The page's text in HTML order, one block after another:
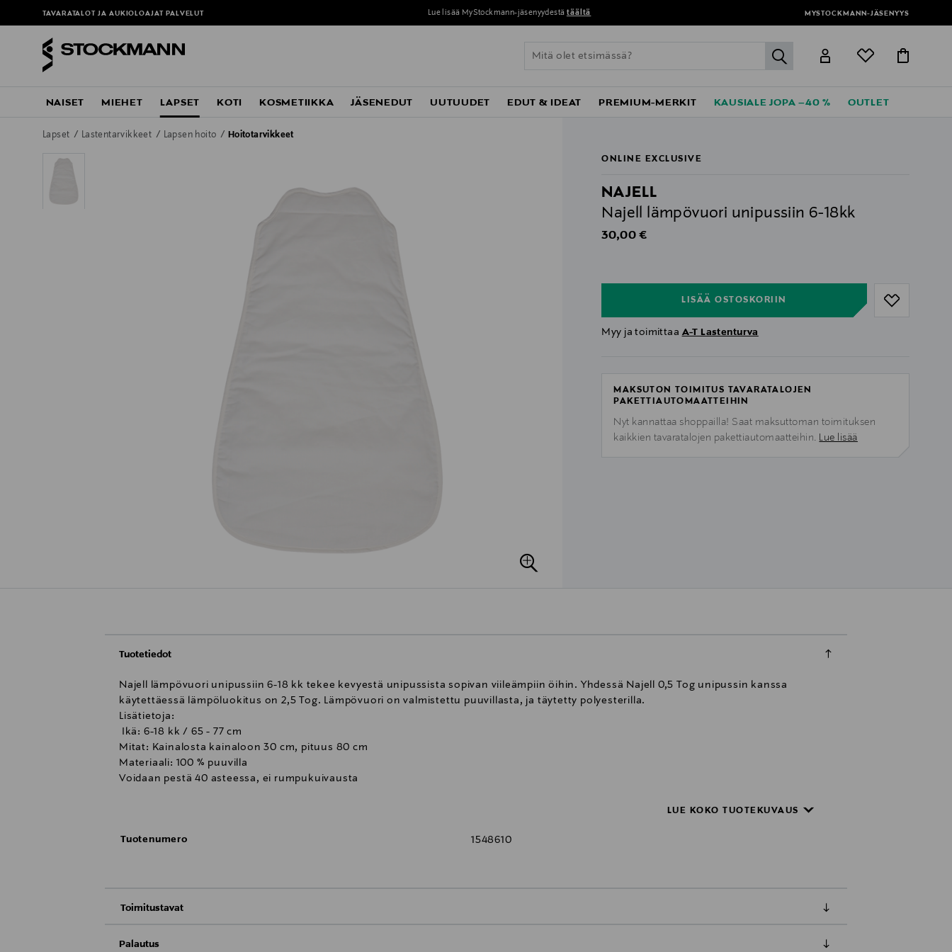
TAVARATALOT JA AUKIOLOAJAT PALVELUT Lue lisää MyStockmann-jäsenyydestä täältä MYSTOCKMANN-JÄSENYYS
label.header.go
NAISET MIEHET LAPSET KOTI KOSMETIIKKA JÄSENEDUT UUTUUDET EDUT & IDEAT PREMIUM-MERKIT KAUSIALE JOPA –40 % OUTLET
Lapset Lastentarvikkeet Lapsen hoito Hoitotarvikkeet
ONLINE EXCLUSIVE
NAJELL
Najell lämpövuori unipussiin 6-18kk
Original Price
30,00 €
LISÄÄ OSTOSKORIIN
Myy ja toimittaa A-T Lastenturva
MAKSUTON TOIMITUS TAVARATALOJEN
PAKETTIAUTOMAATTEIHIN
Nyt kannattaa shoppailla! Saat maksuttoman toimituksen
kaikkien tavaratalojen pakettiautomaatteihin. Lue lisää
Tuotetiedot
Najell lämpövuori unipussiin 6-18 kk tekee kevyestä unipussista sopivan viileämpiin öihin. Yhdessä Najell 0,5 Tog unipussin kanssa
käytettäessä lämpöluokitus on 2,5 Tog. Lämpövuori on valmistettu puuvillasta, ja täytetty polyesterilla.
Lisätietoja:
Ikä: 6-18 kk / 65 - 77 cm
Mitat: Kainalosta kainaloon 30 cm, pituus 80 cm
Materiaali: 100 % puuvilla
Voidaan pestä 40 asteessa, ei rumpukuivausta
LUE KOKO TUOTEKUVAUS
Tuotenumero 1548610
Toimitustavat
Palautus